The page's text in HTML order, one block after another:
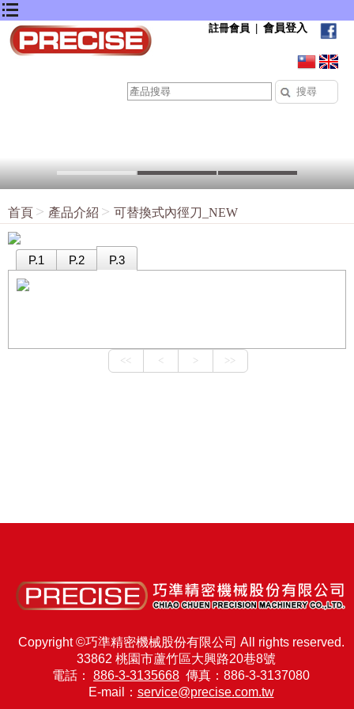
註冊會員 會員登入
首頁 產品介紹 可替換式內徑刀_NEW
P.1 P.2 P.3
Copyright ©巧準精密機械股份有限公司 All rights reserved.
33862 桃園市蘆竹區大興路20巷8號
電話： 886-3-3135668 傳真：886-3-3137080
E-mail： service@precise.com.tw